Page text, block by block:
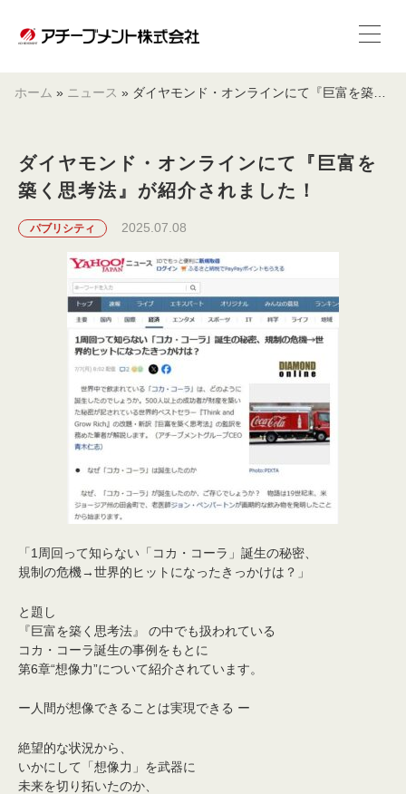
ホーム » ニュース » ダイヤモンド・オンラインにて『巨富を築く思考法』が紹介されました！
ダイヤモンド・オンラインにて『巨富を
築く思考法』が紹介されました！
パブリシティ 2025.07.08
「1周回って知らない「コカ・コーラ」誕生の秘密、
規制の危機→世界的ヒットになったきっかけは？」
と題し
『巨富を築く思考法』 の中でも扱われている
コカ・コーラ誕生の事例をもとに
第6章“想像力”について紹介されています。
ー人間が想像できることは実現できる ー
絶望的な状況から、
いかにして「想像力」を武器に
未来を切り拓いたのか、